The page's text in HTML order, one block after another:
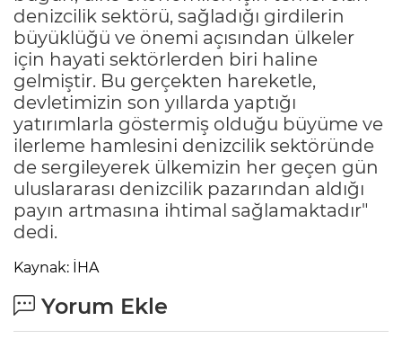
denizcilik sektörü, sağladığı girdilerin
büyüklüğü ve önemi açısından ülkeler
için hayati sektörlerden biri haline
gelmiştir. Bu gerçekten hareketle,
devletimizin son yıllarda yaptığı
yatırımlarla göstermiş olduğu büyüme ve
ilerleme hamlesini denizcilik sektöründe
de sergileyerek ülkemizin her geçen gün
uluslararası denizcilik pazarından aldığı
payın artmasına ihtimal sağlamaktadır"
dedi.
Kaynak: İHA
Yorum Ekle